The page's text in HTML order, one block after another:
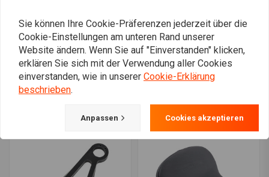
MCU
Solo Sitz Grundplatte
Harley Dyna 99-15
DRAG SPECIALTIES
Spoon-Style Harley
Davidson Sitzbank
schwarz
Sie können Ihre Cookie-Präferenzen jederzeit über die
Cookie-Einstellungen am unteren Rand unserer
Website ändern. Wenn Sie auf "Einverstanden" klicken,
erklären Sie sich mit der Verwendung aller Cookies
einverstanden, wie in unserer Cookie-Erklärung
beschrieben.
Anpassen Cookies akzeptieren